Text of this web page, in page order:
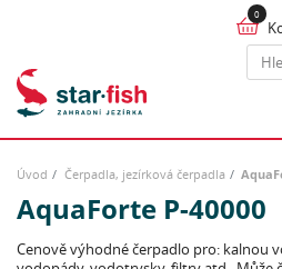
Úvod Čerpadla, jezírková čerpadla
AquaForte P-40000
Cenově výhodné čerpadlo pro: kalnou